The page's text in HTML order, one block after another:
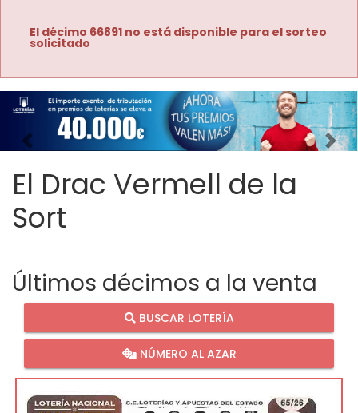
El décimo 66891 no está disponible para el sorteo
solicitado
Imagen anterior
El Drac Vermell de la
Sort
Últimos décimos a la venta
BUSCAR LOTERÍA
NÚMERO AL AZAR